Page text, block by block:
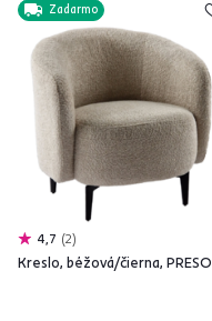
Zadarmo
4,7 2
Kreslo, béžová/čierna, PRESO